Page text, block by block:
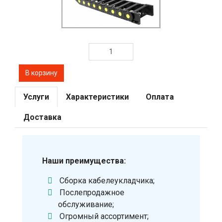
Услуги Характеристики Оплата
Доставка
Наши преимущества:
Сборка кабелеукладчика;
Послепродажное
обслуживание;
Огромный ассортимент;